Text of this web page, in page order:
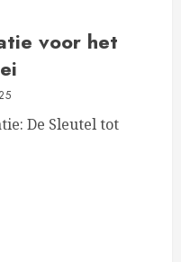
voor het
De Sleutel tot